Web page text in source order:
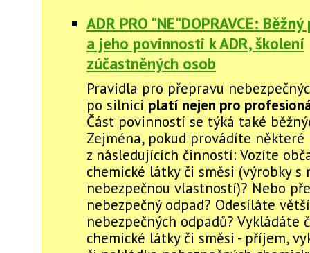
ADR PRO "NE"DOPRAVCE:
a jeho povinnosti k ADR, školení
zúčastněných osob
Pravidla pro přepravu
po silnici platí nejen pro
Část povinností se týká také
Zejména, pokud provádíte některé
z následujících činností: Vozíte
chemické látky či směsi (výrobky s
nebezpečnou vlastností)? Nebo
nebezpečný odpad? Odesíláte
nebezpečných odpadů? Vykládáte
chemické látky či směsi - příjem,